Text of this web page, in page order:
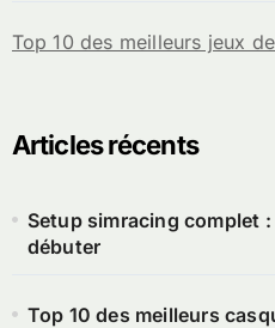
Top 10 des meilleurs jeux
Articles récents
Setup simracing complet
débuter
Top 10 des meilleurs